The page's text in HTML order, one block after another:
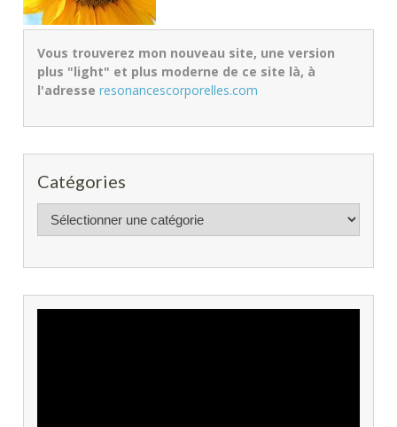
Vous trouverez mon nouveau site, une version
plus "light" et plus moderne de ce site là, à
l'adresse resonancescorporelles.com
Catégories
Catégories